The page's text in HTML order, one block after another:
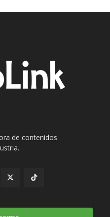
de contenidos